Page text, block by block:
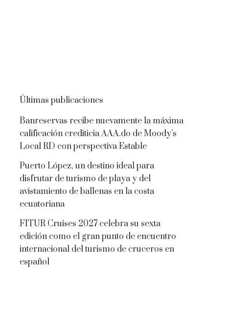
Últimas publicaciones
Banreservas recibe nuevamente la máxima
calificación crediticia AAA.do de Moody’s
Local RD con perspectiva Estable
Puerto López, un destino ideal para
disfrutar de turismo de playa y del
avistamiento de ballenas en la costa
ecuatoriana
FITUR Cruises 2027 celebra su sexta
edición como el gran punto de encuentro
internacional del turismo de cruceros en
español